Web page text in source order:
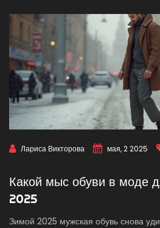
Лариса Викторова мая, 2 2025
Какой мыс обуви в моде
2025
Зимой 2025 мужская обувь снова